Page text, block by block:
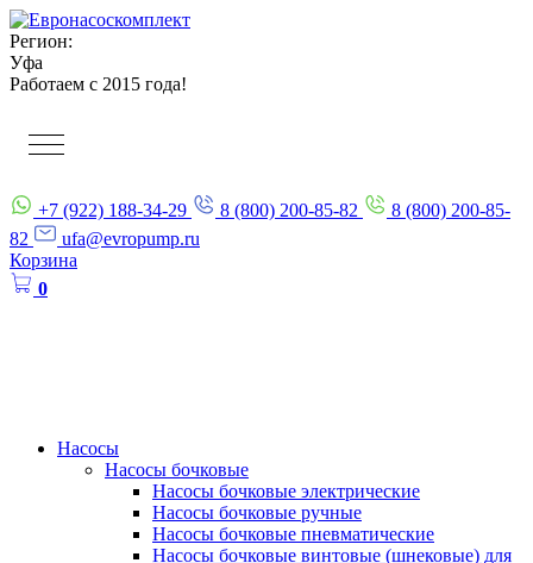
Регион:
Уфа
Работаем с 2015 года!
+7 (922) 188-34-29 8 (800) 200-85-82
8 (800) 200-85-
82
ufa@evropump.ru
Корзина
0
Насосы
Насосы бочковые
Насосы бочковые электрические
Насосы бочковые ручные
Насосы бочковые пневматические
Насосы бочковые винтовые (шнековые) для